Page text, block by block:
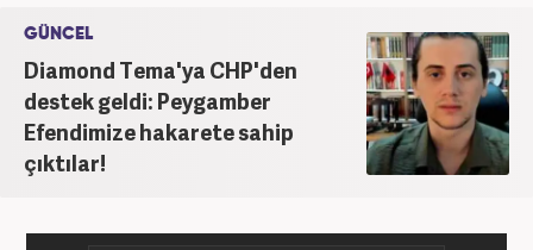
yüksek lisans yaptı. Üniversiteye devam ettiği
yıllarda edebiyat dergilerinde deneme ve metin
yazarlığı yaptı. Yine aynı dönemde, yerel televizyon
kanalında program sunuculuğu yaparak mesleki
kariyerine ilk adımını attı. 2016'da başladığı
internet gazeteciliği serüveninde birçok haber
haber7.com'da mesleki hayatına devam etmektedir.
GÜNCEL
Diamond Tema'ya CHP'den
destek geldi: Peygamber
Efendimize hakarete sahip
çıktılar!